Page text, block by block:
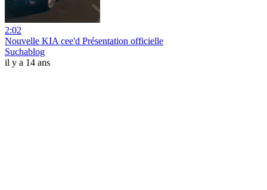
2:02
Nouvelle KIA cee'd Présentation officielle
Suchablog
il y a 14 ans